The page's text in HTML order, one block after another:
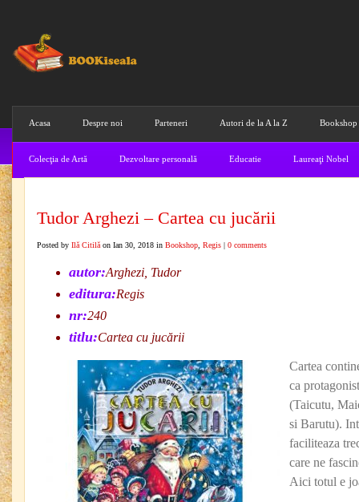
Acasa Despre noi Parteneri Autori de la A la Z Bookshop
Colecţia de Artă Dezvoltare personală Educatie Laureaţi Nobel
Tudor Arghezi – Cartea cu jucării
Posted by Ilă Citilă on Ian 30, 2018 in Bookshop Regis | 0 comments
autor:Arghezi, Tudor
editura:Regis
nr:240
titlu:Cartea cu jucării
Cartea
ca
(Taicutu,
si Barutu).
faciliteaza
care ne
Aici totul e